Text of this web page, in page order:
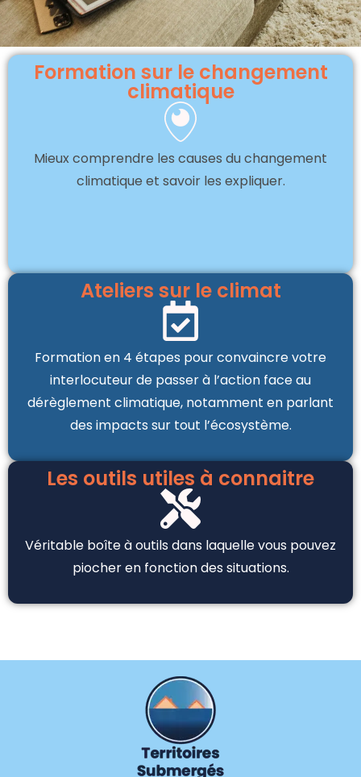
Formation sur le changement
climatique
Mieux comprendre les causes du changement
climatique et savoir les expliquer.
Ateliers sur le climat
Formation en 4 étapes pour convaincre votre
interlocuteur de passer à l’action face au
dérèglement climatique, notamment en parlant
des impacts sur tout l’écosystème.
Les outils utiles à connaitre
Véritable boîte à outils dans laquelle vous pouvez
piocher en fonction des situations.